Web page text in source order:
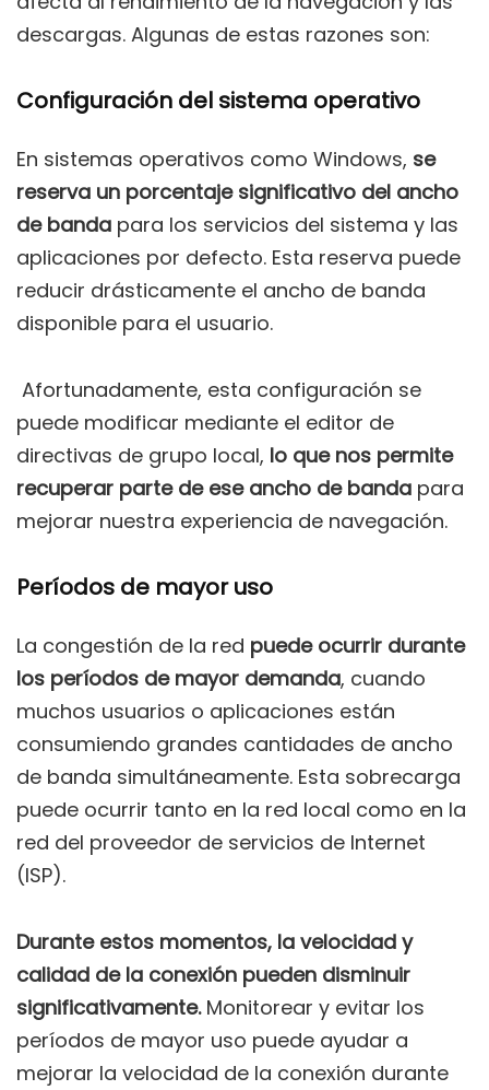
descargas. Algunas de estas razones son:
Configuración del sistema operativo
En sistemas operativos como Windows, se
reserva un porcentaje significativo del ancho
de banda para los servicios del sistema y las
aplicaciones por defecto. Esta reserva puede
reducir drásticamente el ancho de banda
disponible para el usuario.
Afortunadamente, esta configuración se
puede modificar mediante el editor de
directivas de grupo local, lo que nos permite
recuperar parte de ese ancho de banda para
mejorar nuestra experiencia de navegación.
Períodos de mayor uso
La congestión de la red puede ocurrir durante
los períodos de mayor demanda, cuando
muchos usuarios o aplicaciones están
consumiendo grandes cantidades de ancho
de banda simultáneamente. Esta sobrecarga
puede ocurrir tanto en la red local como en la
red del proveedor de servicios de Internet
(ISP).
Durante estos momentos, la velocidad y
calidad de la conexión pueden disminuir
significativamente. Monitorear y evitar los
períodos de mayor uso puede ayudar a
mejorar la velocidad de la conexión durante